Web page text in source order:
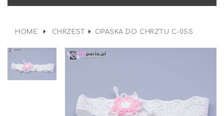
HOME CHRZEST OPASKA DO CHRZTU C-055